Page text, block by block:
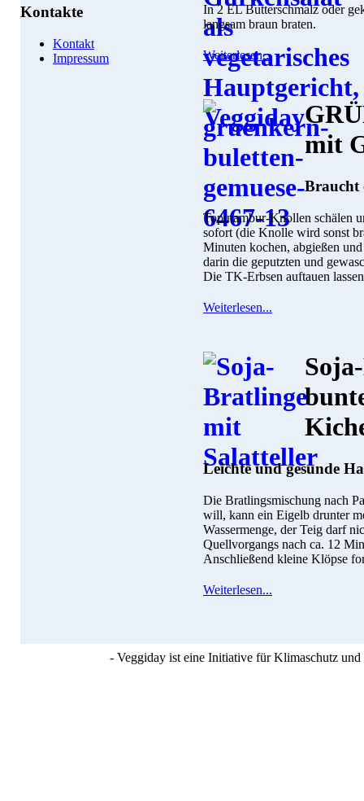
Kontakte
Kontakt
Impressum
In 2 EL Butterschmalz oder
langsam braun braten.
Weiterlesen...
mit
Braucht
Topinambur-Knollen schälen
sofort (die Knolle wird sonst
Minuten kochen, abgießen
darin die geputzten und
Die TK-Erbsen auftauen
Weiterlesen...
Leichte und gesunde
Die Bratlingsmischung nach
will, kann ein Eigelb drunter
Wassermenge, der Teig darf
Quellvorgangs nach ca. 12
Anschließend kleine Klöpse
Weiterlesen...
- Veggiday ist eine Initiative für Klimaschutz